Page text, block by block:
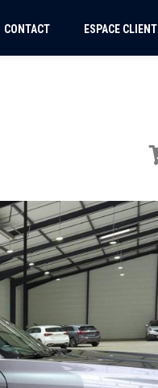
CONTACT ESPACE CLIENT